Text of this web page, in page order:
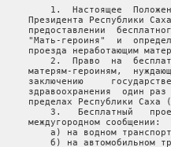
1.  Настоящее
Президента Республики
предоставлении
"Мать-героиня"  и
проезда неработающим
2.  Право  на
матерям-героиням,
заключению
здравоохранения  один
пределах Республики Саха
3.   Бесплатный
   междугородном сообщении:
а) на водном
б) на автомобильном